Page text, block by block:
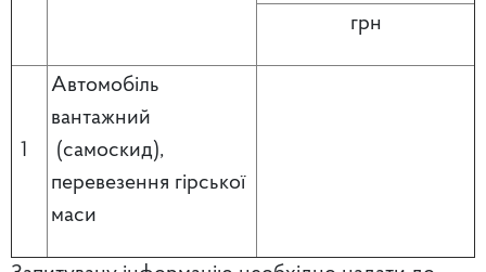
грн
1
Автомобіль
вантажний
(самоскид),
перевезення гірської
маси